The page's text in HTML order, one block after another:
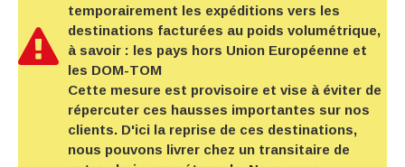
temporairement les expéditions vers les
destinations facturées au poids volumétrique,
à savoir : les pays hors Union Européenne et
les DOM-TOM
Cette mesure est provisoire et vise à éviter de
répercuter ces hausses importantes sur nos
clients. D'ici la reprise de ces destinations,
nous pouvons livrer chez un transitaire de